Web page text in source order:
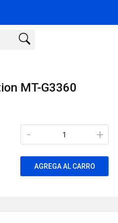
MT-G3360
+
-
AGREGA AL CARRO